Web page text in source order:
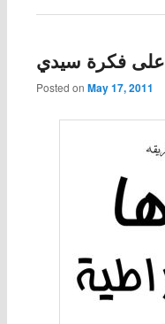
على فكرة سيدي
Posted on May 17, 2011